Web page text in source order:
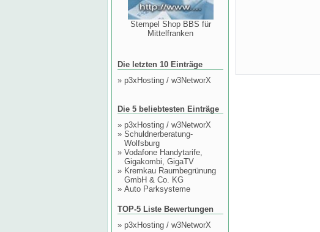
Stempel Shop BBS für
Mittelfranken
Die letzten 10 Einträge
» p3xHosting / w3NetworX
Die 5 beliebtesten Einträge
» p3xHosting / w3NetworX
» Schuldnerberatung-
Wolfsburg
» Vodafone Handytarife,
Gigakombi, GigaTV
» Kremkau Raumbegrünung
GmbH & Co. KG
» Auto Parksysteme
TOP-5 Liste Bewertungen
» p3xHosting / w3NetworX